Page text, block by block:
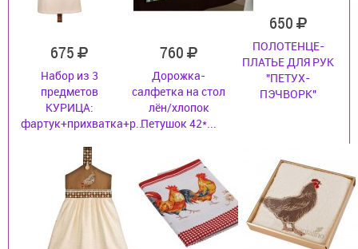
675
Набор из 3
предметов
КУРИЦА:
фартук+прихватка+р...
760
Дорожка-
салфетка на стол
лён/хлопок
Петушок 42*...
650
ПОЛОТЕНЦЕ-
ПЛАТЬЕ ДЛЯ РУК
"ПЕТУХ-
ПЭЧВОРК"